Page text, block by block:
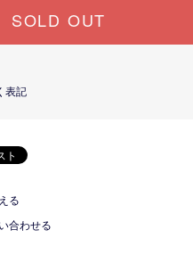
SOLD OUT
表記
る
合わせる